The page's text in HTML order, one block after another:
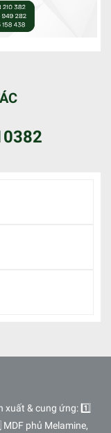
xuất & cung ứng: 1️⃣
phủ Melamine,